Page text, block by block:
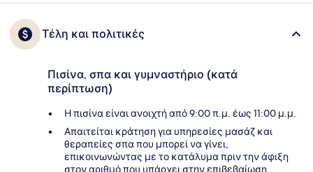
Τέλη και πολιτικές
Πισίνα, σπα και γυμναστήριο (κατά
περίπτωση)
Η πισίνα είναι ανοιχτή από 9:00 π.μ. έως 11:00 μ.μ.
Απαιτείται κράτηση για υπηρεσίες μασάζ και
θεραπείες σπα που μπορεί να γίνει,
επικοινωνώντας με το κατάλυμα πριν την άφιξη
στον αριθμό που υπάρχει στην επιβεβαίωση